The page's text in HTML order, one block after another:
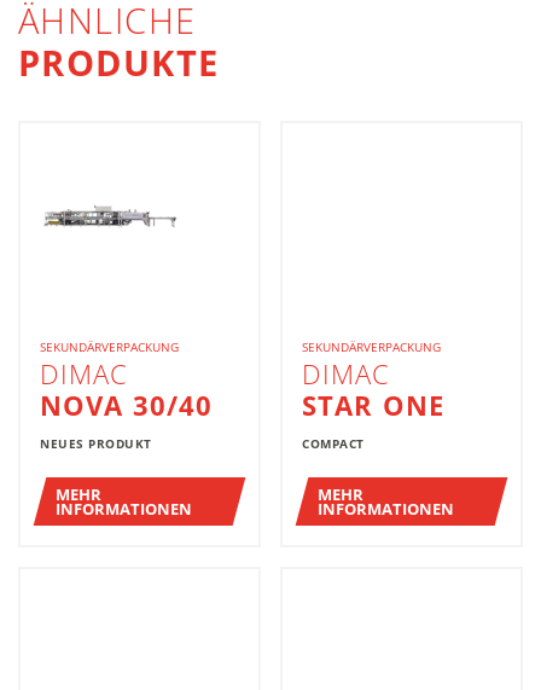
ÄHNLICHE
PRODUKTE
SEKUNDÄRVERPACKUNG
DIMAC
NOVA 30/40
NEUES PRODUKT
MEHR
INFORMATIONEN
SEKUNDÄRVERPACKUNG
DIMAC
STAR ONE
COMPACT
MEHR
INFORMATIONEN